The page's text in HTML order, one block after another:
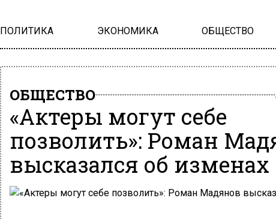
ПОЛИТИКА ЭКОНОМИКА ОБЩЕСТВО
ОБЩЕСТВО
«Актеры могут себе
позволить»: Роман
высказался об изменах